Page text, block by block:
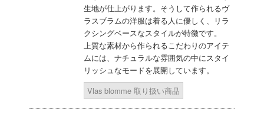
生地が仕上がります。そうして作られるヴ
ラスブラムの洋服は着る人に優しく、リラ
クシングベースなスタイルが特徴です。
上質な素材から作られるこだわりのアイテ
ムには、ナチュラルな雰囲気の中にスタイ
リッシュなモードを展開しています。
Vlas blomme 取り扱い商品